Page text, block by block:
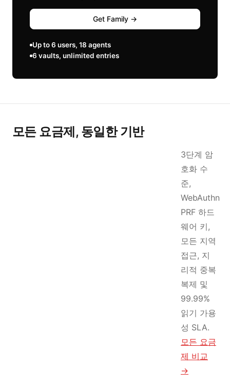
Get Family →
Up to 6 users, 18 agents
6 vaults, unlimited entries
모든 요금제, 동일한 기반
3단계 암
호화 수
준,
WebAuthn
PRF 하드
웨어 키,
모든 지역
접근, 지
리적 중복
복제 및
99.99%
읽기 가용
성 SLA.
모든 요금
제 비교
→